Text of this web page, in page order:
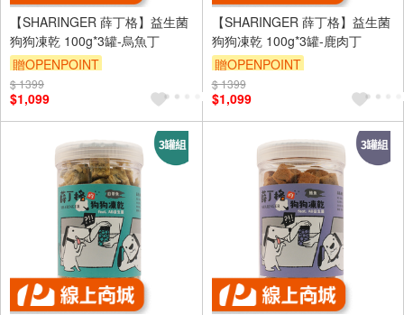
【SHARINGER 薛丁格】益生菌
狗狗凍乾 100g*3罐-烏魚丁
贈OPENPOINT
訂單滿 2000 元折抵 100元
（運費不算在 2000 元的範圍
內）
$ 1399
$1,099
【SHARINGER 薛丁格】益生菌
狗狗凍乾 100g*3罐-鹿肉丁
贈OPENPOINT
訂單滿 2000 元折抵 100元
（運費不算在 2000 元的範圍
內）
$ 1399
$1,099